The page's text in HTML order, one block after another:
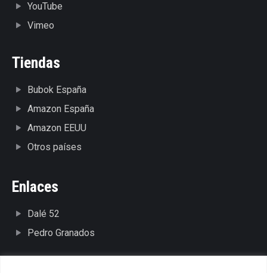
YouTube
Vimeo
Tiendas
Bubok España
Amazon España
Amazon EEUU
Otros países
Enlaces
Dalé 52
Pedro Granados